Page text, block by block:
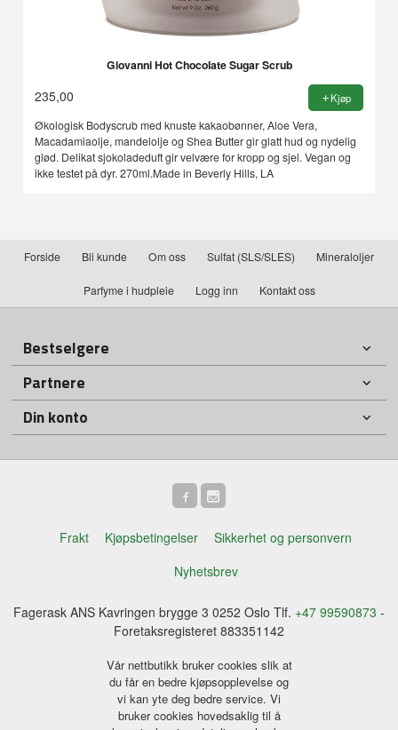
Giovanni Hot Chocolate Sugar Scrub
235,00 Kjøp
Økologisk Bodyscrub med knuste kakaobønner, Aloe Vera,
Macadamiaolje, mandelolje og Shea Butter gir glatt hud og nydelig
glød. Delikat sjokoladeduft gir velvære for kropp og sjel. Vegan og
ikke testet på dyr. 270ml.Made in Beverly Hills, LA
Forside Bli kunde Om oss Sulfat (SLS/SLES) Mineraloljer
Parfyme i hudpleie Logg inn Kontakt oss
Bestselgere
Partnere
Din konto
Frakt Kjøpsbetingelser
Sikkerhet og personvern
Nyhetsbrev
Fagerask ANS Kavringen brygge 3 0252 Oslo Tlf. +47 99590873 -
Foretaksregisteret 883351142
Vår nettbutikk bruker cookies slik at
du får en bedre kjøpsopplevelse og
vi kan yte deg bedre service. Vi
bruker cookies hovedsaklig til å